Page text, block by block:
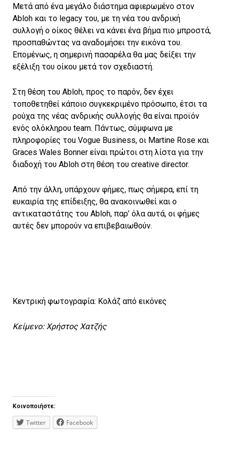
Μετά από ένα μεγάλο διάστημα αφιερωμένο στον
Abloh και το legacy του, με τη νέα του ανδρική
συλλογή ο οίκος θέλει να κάνει ένα βήμα πιο μπροστά,
προσπαθώντας να αναδομήσει την εικόνα του.
Επομένως, η σημερινή πασαρέλα θα μας δείξει την
εξέλιξη του οίκου μετά τον σχεδιαστή.
Στη θέση του Abloh, προς το παρόν, δεν έχει
τοποθετηθεί κάποιο συγκεκριμένο πρόσωπο, έτσι τα
ρούχα της νέας ανδρικής συλλογής θα είναι προϊόν
ενός ολόκληρου team. Πάντως, σύμφωνα με
πληροφορίες τou Vogue Business, οι Martine Rose και
Graces Wales Bonner είναι πρώτοι στη λίστα για την
διαδοχή του Abloh στη θέση του creative director.
Aπό την άλλη, υπάρχουν φήμες, πως σήμερα, επί τη
ευκαιρία της επίδειξης, θα ανακοινωθεί και ο
αντικαταστάτης του Abloh, παρ’ όλα αυτά, οι φήμες
αυτές δεν μπορούν να επιβεβαιωθούν.
Κεντρική φωτογραφία: Koλάζ από εικόνες
Kείμενο: Xρήστος Χατζής
Κοινοποιήστε:
Twitter Facebook